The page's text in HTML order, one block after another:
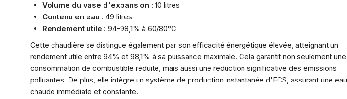
Volume du vase d'expansion : 10 litres
Contenu en eau : 49 litres
Rendement utile : 94-98,1% à 60/80°C
Cette chaudière se distingue également par son efficacité énergétique élevée, atteignant un
rendement utile entre 94% et 98,1% à sa puissance maximale. Cela garantit non seulement une
consommation de combustible réduite, mais aussi une réduction significative des émissions
polluantes. De plus, elle intègre un système de production instantanée d'ECS, assurant une eau
chaude immédiate et constante.